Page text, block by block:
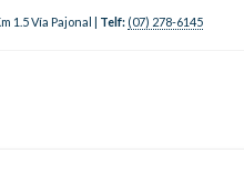
1.5 Vía Pajonal | Telf: (07) 278-6145